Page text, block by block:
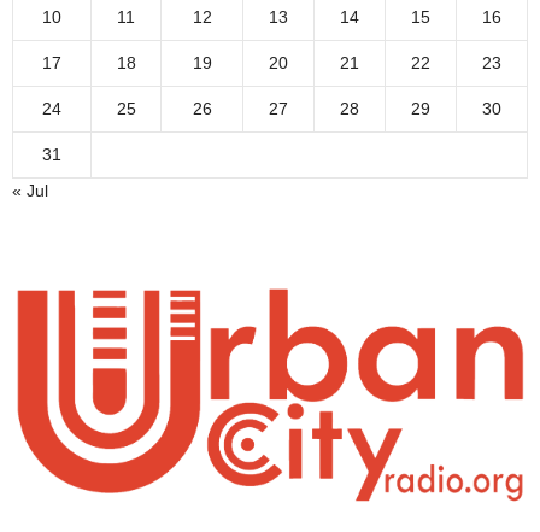
10 11 12 13 14 15 16
17 18 19 20 21 22 23
24 25 26 27 28 29 30
31
« Jul